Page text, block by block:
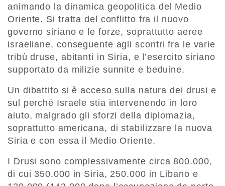
animando la dinamica geopolitica del Medio
Oriente. Si tratta del conflitto fra il nuovo
governo siriano e le forze, soprattutto aeree
israeliane, conseguente agli scontri fra le varie
tribù druse, abitanti in Siria, e l’esercito siriano
supportato da milizie sunnite e beduine.
Un dibattito si è acceso sulla natura dei drusi e
sul perché Israele stia intervenendo in loro
aiuto, malgrado gli sforzi della diplomazia,
soprattutto americana, di stabilizzare la nuova
Siria e con essa il Medio Oriente.
I Drusi sono complessivamente circa 800.000,
di cui 350.000 in Siria, 250.000 in Libano e